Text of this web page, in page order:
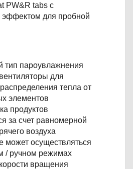
PW&R tabs с
для пробной
тип пароувлажнения
для
тепла от
элементов
продуктов
за счет равномерной
воздуха
может осуществляться
/ ручном режимах
вращения